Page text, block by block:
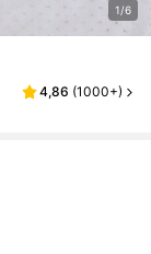
1/6
4,86 (1000+)